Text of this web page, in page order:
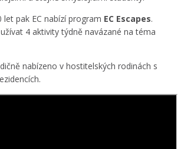
pak EC nabízí program EC Escapes.
4 aktivity týdně navázané na téma
nabízeno v hostitelských rodinách s